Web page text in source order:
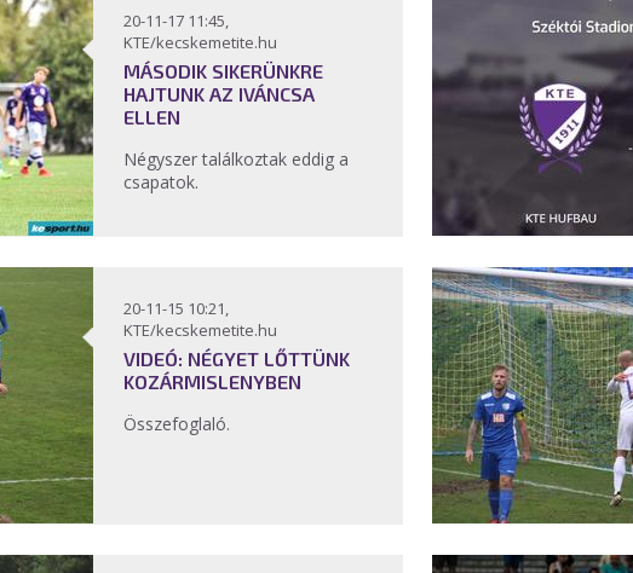
20-11-17 11:45,
KTE/kecskemetite.hu
MÁSODIK SIKERÜNKRE
HAJTUNK AZ IVÁNCSA
ELLEN
Négyszer találkoztak eddig a
csapatok.
20-11-15 10:21,
KTE/kecskemetite.hu
VIDEÓ: NÉGYET LŐTTÜNK
KOZÁRMISLENYBEN
Összefoglaló.